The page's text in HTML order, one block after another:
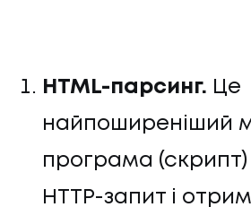
HTML-парсинг. Це
найпоширеніший
програма
HTTP-запит і